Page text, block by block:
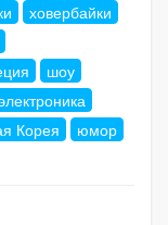
ховербайки
шоу
Корея
юмор